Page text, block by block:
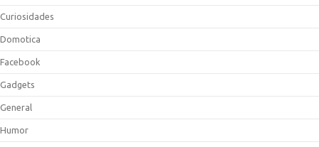
Curiosidades
Domotica
Facebook
Gadgets
General
Humor